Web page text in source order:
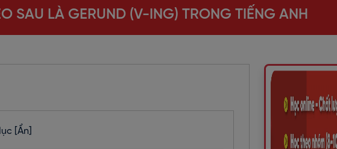
SAU LÀ GERUND (V-ING) TRONG TIẾNG ANH
[Ẩn]